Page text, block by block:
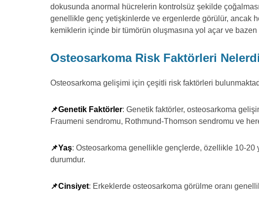
dokusunda anormal hücrelerin kontrolsüz şekilde
genellikle genç yetişkinlerde ve ergenlerde görülür, ancak
kemiklerin içinde bir tümörün oluşmasına yol açar ve
Osteosarkoma Risk Faktörleri
Osteosarkoma gelişimi için çeşitli risk faktörleri
📌Genetik Faktörler: Genetik faktörler, osteosarkoma
Fraumeni sendromu, Rothmund-Thomson sendromu ve
📌Yaş: Osteosarkoma genellikle gençlerde, özellikle 10-20
durumdur.
📌Cinsiyet: Erkeklerde osteosarkoma görülme oranı